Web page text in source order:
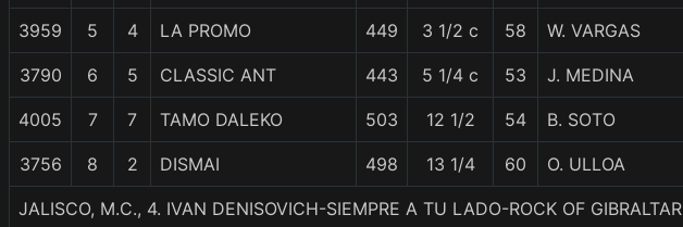
3959 5 4 LA PROMO 449 3 1/2 c 58 W. VARGAS
3790 6 5 CLASSIC ANT 443 5 1/4 c 53 J. MEDINA
4005 7 7 TAMO DALEKO 503 12 1/2 54 B. SOTO
3756 8 2 DISMAI 498 13 1/4 60 O. ULLOA
JALISCO, M.C., 4. IVAN DENISOVICH-SIEMPRE A TU LADO-ROCK OF GIBRALTAR